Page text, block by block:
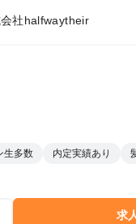
社halfwaytheir
生多数 内定実績あり
求